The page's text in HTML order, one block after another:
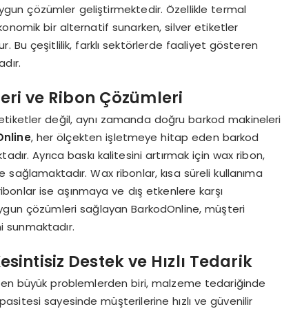
çözümler geliştirmektedir. Özellikle termal
bir alternatif sunarken, silver etiketler
Bu çeşitlilik, farklı sektörlerde faaliyet gösteren
ve Ribon Çözümleri
değil, aynı zamanda doğru barkod makineleri
, her ölçekten işletmeye hitap eden barkod
Ayrıca baskı kalitesini artırmak için wax ribon,
Wax ribonlar, kısa süreli kullanıma
ise aşınmaya ve dış etkenlere karşı
çözümleri sağlayan BarkodOnline, müşteri
sunmaktadır.
Destek ve Hızlı Tedarik
büyük problemlerden biri, malzeme tedariğinde
sayesinde müşterilerine hızlı ve güvenilir